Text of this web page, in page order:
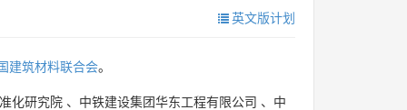
英文版计划
建筑材料联合会。
化研究院 、 中铁建设集团华东工程有限公司 、 中